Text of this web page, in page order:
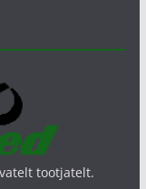
tootjatelt.